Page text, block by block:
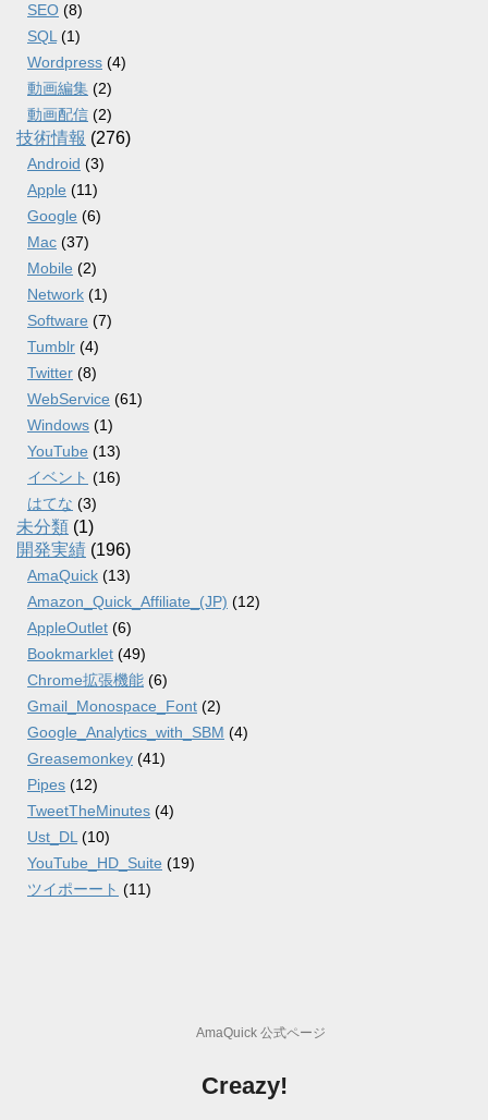
SEO (8)
SQL (1)
Wordpress (4)
動画編集 (2)
動画配信 (2)
技術情報 (276)
Android (3)
Apple (11)
Google (6)
Mac (37)
Mobile (2)
Network (1)
Software (7)
Tumblr (4)
Twitter (8)
WebService (61)
Windows (1)
YouTube (13)
イベント (16)
はてな (3)
未分類 (1)
開発実績 (196)
AmaQuick (13)
Amazon_Quick_Affiliate_(JP) (12)
AppleOutlet (6)
Bookmarklet (49)
Chrome拡張機能 (6)
Gmail_Monospace_Font (2)
Google_Analytics_with_SBM (4)
Greasemonkey (41)
Pipes (12)
TweetTheMinutes (4)
Ust_DL (10)
YouTube_HD_Suite (19)
ツイポーート (11)
AmaQuick 公式ページ
Creazy!